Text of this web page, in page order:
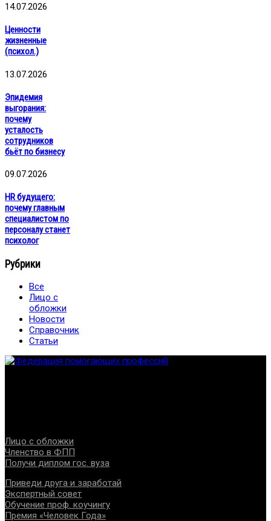
14.07.2026
Ценности
жизненные
(психол.)
13.07.2026
Эпидемия
выгорания:
почему
усталость
сотрудников
бьёт по бизнесу
09.07.2026
HR будущего:
почему главным
специалистом по
персоналу станет
психолог
Рубрики
Все
Лицо с
обложки
Новости
Справочник
Статьи
Лицо с обложки
Членство в ФПП
Получи диплом гос. вуза
Приведи друга и заработай
Экспертный совет
Обучение проф. коучингу
Премия «Человек Года»